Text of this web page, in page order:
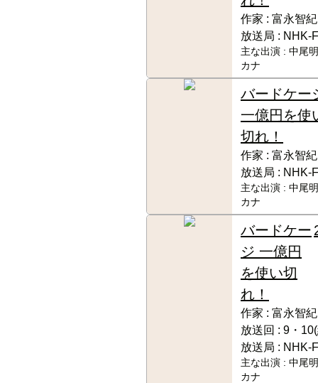
作家 : 富永智紀
放送局 : NHK-
主な出演 : 中尾
カナ
バードケー
一億円を使
切れ！
作家 : 富永智紀
放送局 : NHK-
主な出演 : 中尾
カナ
バードケー
ジ 一億円
を使い切
れ！
作家 : 富永智紀
放送回 : 9・
放送局 : NHK-
主な出演 : 中尾
カナ